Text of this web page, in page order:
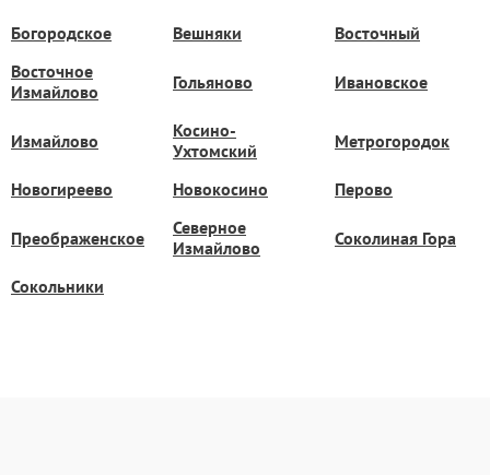
Богородское Вешняки
Восточный
Восточное
Измайлово
Гольяново Ивановское
Измайлово
Косино-
Ухтомский
Метрогородок
Новогиреево Новокосино Перово
Преображенское
Северное
Измайлово
Соколиная Гора
Сокольники